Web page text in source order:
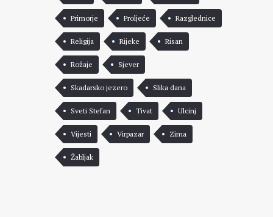
Primorje Proljeće Razglednice
Religija Rijeke Risan
Rožaje Sjever
Skadarsko jezero Slika dana
Sveti Stefan Tivat Ulcinj
Vijesti Virpazar Zima
Žabljak